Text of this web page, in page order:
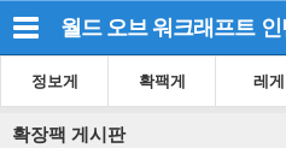
월드 오브 워크래프트 인
정보게 확팩게 레게
확장팩 게시판